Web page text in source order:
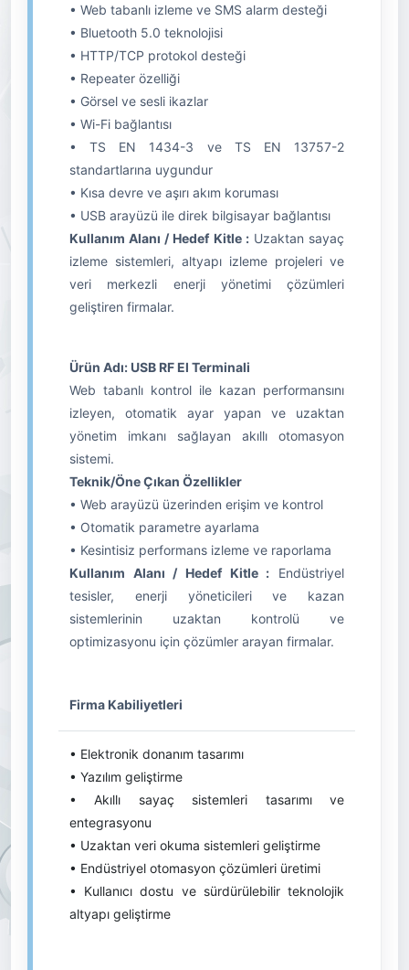
• Web tabanlı izleme ve SMS alarm desteği
• Bluetooth 5.0 teknolojisi
• HTTP/TCP protokol desteği
• Repeater özelliği
• Görsel ve sesli ikazlar
• Wi-Fi bağlantısı
• TS EN 1434-3 ve TS EN 13757-2
standartlarına uygundur
• Kısa devre ve aşırı akım koruması
• USB arayüzü ile direk bilgisayar bağlantısı
Kullanım Alanı / Hedef Kitle :Uzaktan sayaç
izleme sistemleri, altyapı izleme projeleri ve
veri merkezli enerji yönetimi çözümleri
geliştiren firmalar.
Ürün Adı: USB RF El Terminali
Web tabanlı kontrol ile kazan performansını
izleyen, otomatik ayar yapan ve uzaktan
yönetim imkanı sağlayan akıllı otomasyon
sistemi.
Teknik/Öne Çıkan Özellikler
• Web arayüzü üzerinden erişim ve kontrol
• Otomatik parametre ayarlama
• Kesintisiz performans izleme ve raporlama
Kullanım Alanı / Hedef Kitle : Endüstriyel
tesisler, enerji yöneticileri ve kazan
sistemlerinin uzaktan kontrolü ve
optimizasyonu için çözümler arayan firmalar.
Firma Kabiliyetleri
• Elektronik donanım tasarımı
• Yazılım geliştirme
• Akıllı sayaç sistemleri tasarımı ve
entegrasyonu
• Uzaktan veri okuma sistemleri geliştirme
• Endüstriyel otomasyon çözümleri üretimi
• Kullanıcı dostu ve sürdürülebilir teknolojik
altyapı geliştirme